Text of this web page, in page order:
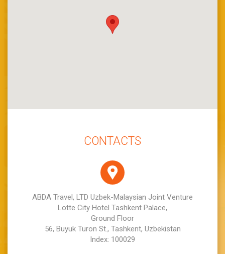
CONTACTS
ABDA Travel, LTD Uzbek-Malaysian Joint Venture
Lotte City Hotel Tashkent Palace,
Ground Floor
56, Buyuk Turon St., Tashkent, Uzbekistan
Index: 100029